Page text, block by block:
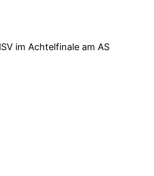
im Achtelfinale am AS